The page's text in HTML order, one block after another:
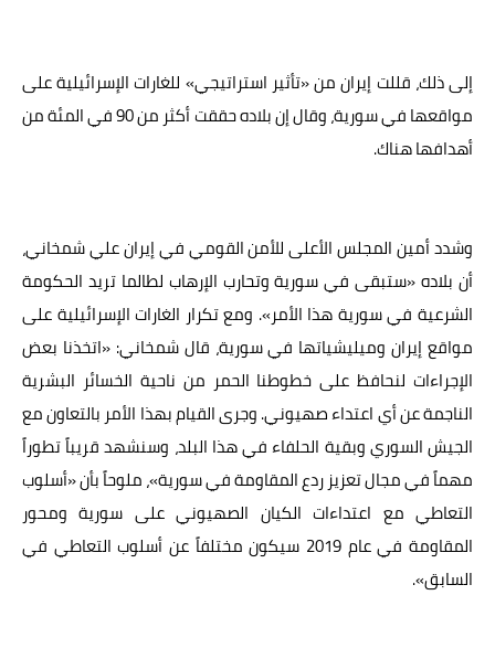
إلى ذلك، قللت إيران من «تأثير استراتيجي» للغارات الإسرائيلية على
مواقعها في سورية، وقال إن بلاده حققت أكثر من 90 في المئة من
أهدافها هناك.
وشدد أمين المجلس الأعلى للأمن القومي في إيران علي شمخاني،
أن بلاده «ستبقى في سورية وتحارب الإرهاب لطالما تريد الحكومة
الشرعية في سورية هذا الأمر». ومع تكرار الغارات الإسرائيلية على
مواقع إيران وميليشياتها في سورية، قال شمخاني: «اتخذنا بعض
الإجراءات لنحافظ على خطوطنا الحمر من ناحية الخسائر البشرية
الناجمة عن أي اعتداء صهيوني. وجرى القيام بهذا الأمر بالتعاون مع
الجيش السوري وبقية الحلفاء في هذا البلد، وسنشهد قريباً تطوراً
مهماً في مجال تعزيز ردع المقاومة في سورية»، ملوحاً بأن «أسلوب
التعاطي مع اعتداءات الكيان الصهيوني على سورية ومحور
المقاومة في عام 2019 سيكون مختلفاً عن أسلوب التعاطي في
السابق».